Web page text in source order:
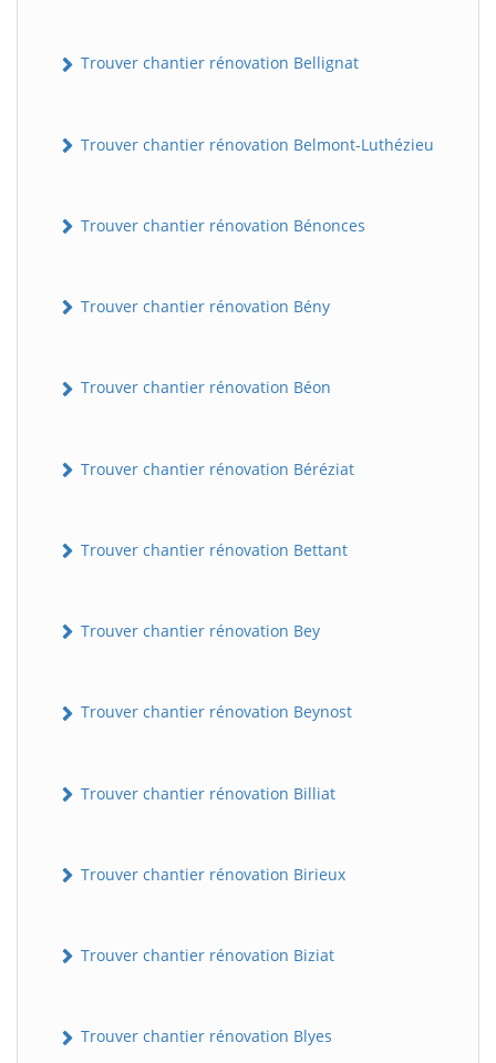
Trouver chantier rénovation Bellignat
Trouver chantier rénovation Belmont-Luthézieu
Trouver chantier rénovation Bénonces
Trouver chantier rénovation Bény
Trouver chantier rénovation Béon
Trouver chantier rénovation Béréziat
Trouver chantier rénovation Bettant
Trouver chantier rénovation Bey
Trouver chantier rénovation Beynost
Trouver chantier rénovation Billiat
Trouver chantier rénovation Birieux
Trouver chantier rénovation Biziat
Trouver chantier rénovation Blyes